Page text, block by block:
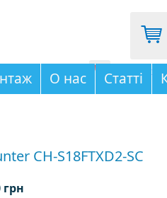
096-
О нас Статті
CH-S18FTXD2-SC
грн